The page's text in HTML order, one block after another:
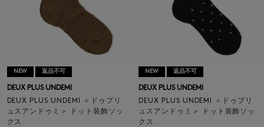
NEW 返品不可
DEUX PLUS UNDEMI
DEUX PLUS UNDEMI ＜ドゥプリ
ュスアンドゥミ＞ ドット装飾ソッ
クス
NEW 返品不可
DEUX PLUS UNDEMI
DEUX PLUS UNDEMI ＜ドゥプリ
ュスアンドゥミ＞ ドット装飾ソッ
クス